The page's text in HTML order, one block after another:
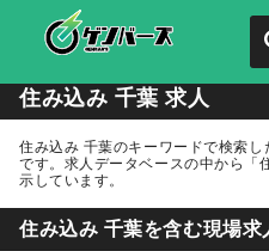
住み込み 千葉 求人
住み込み 千葉のキーワードで検索
です。求人データベースの中から
「
示しています。
住み込み 千葉を含む現場求